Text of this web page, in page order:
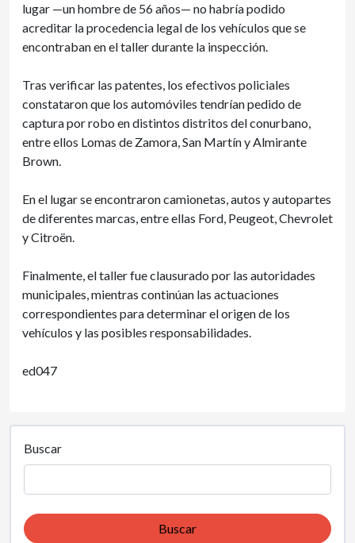
lugar —un hombre de 56 años— no habría podido
acreditar la procedencia legal de los vehículos que se
encontraban en el taller durante la inspección.
Tras verificar las patentes, los efectivos policiales
constataron que los automóviles tendrían pedido de
captura por robo en distintos distritos del conurbano,
entre ellos Lomas de Zamora, San Martín y Almirante
Brown.
En el lugar se encontraron camionetas, autos y autopartes
de diferentes marcas, entre ellas Ford, Peugeot, Chevrolet
y Citroën.
Finalmente, el taller fue clausurado por las autoridades
municipales, mientras continúan las actuaciones
correspondientes para determinar el origen de los
vehículos y las posibles responsabilidades.
ed047
Buscar
Buscar